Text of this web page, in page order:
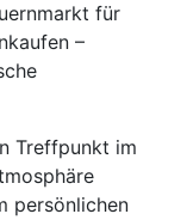
für
–
Treffpunkt im
persönlichen